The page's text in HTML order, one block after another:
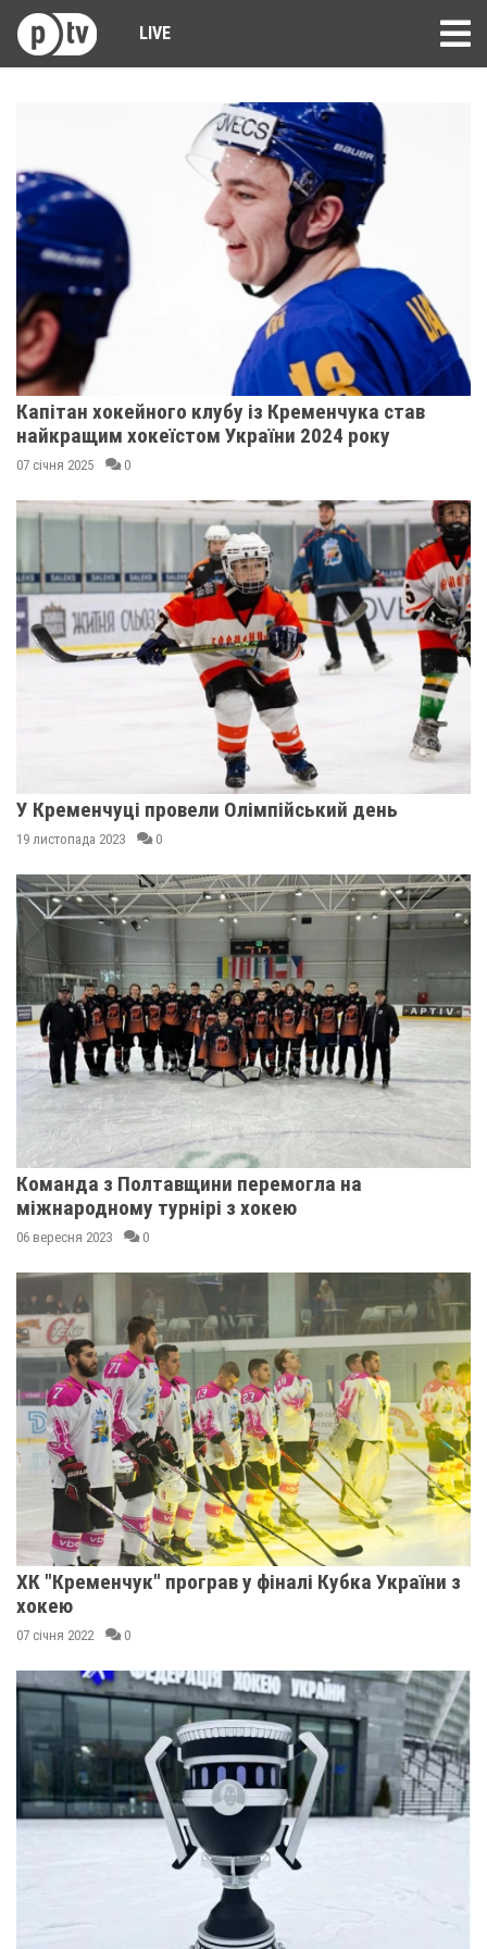
LIVE
Капітан хокейного клубу із Кременчука став
найкращим хокеїстом України 2024 року
07 січня 2025 0
У Кременчуці провели Олімпійський день
19 листопада 2023 0
Команда з Полтавщини перемогла на
міжнародному турнірі з хокею
06 вересня 2023 0
ХК "Кременчук" програв у фіналі Кубка України з
хокею
07 січня 2022 0